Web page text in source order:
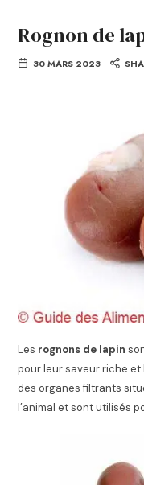
Rognon de
30 MARS 2023
Les rognons de lapin
pour leur saveur riche
des organes filtrants
l’animal et sont utilisés